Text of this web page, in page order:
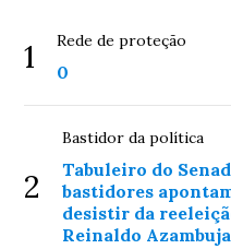
1 Rede de proteção
0
2
Bastidor da política
Tabuleiro do
bastidores
desistir da
Reinaldo Azambuja